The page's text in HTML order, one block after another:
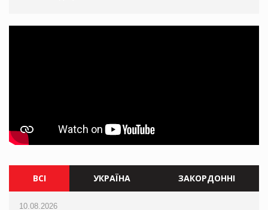
ВСІ УКРАЇНА ЗАКОРДОННІ
10.08.2026
10.08.2026
10.08.2026